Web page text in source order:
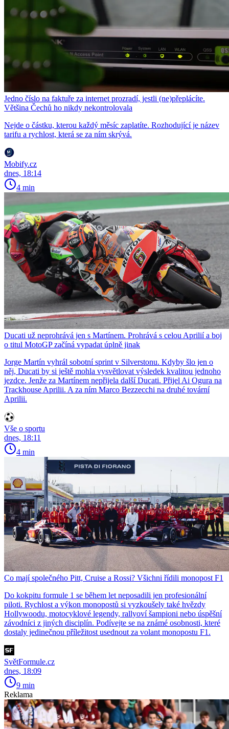
Jedno číslo na faktuře za internet prozradí, jestli (ne)přeplácíte.
Většina Čechů ho nikdy nekontrolovala
Nejde o částku, kterou každý měsíc zaplatíte. Rozhodující je název
tarifu a rychlost, která se za ním skrývá.
Mobify.cz
dnes, 18:14
4 min
Ducati už neprohrává jen s Martínem. Prohrává s celou Aprilií a boj
o titul MotoGP začíná vypadat úplně jinak
Jorge Martín vyhrál sobotní sprint v Silverstonu. Kdyby šlo jen o
něj, Ducati by si ještě mohla vysvětlovat výsledek kvalitou jednoho
jezdce. Jenže za Martínem nepřijela další Ducati. Přijel Ai Ogura na
Trackhouse Aprilii. A za ním Marco Bezzecchi na druhé tovární
Aprilii.
Vše o sportu
dnes, 18:11
4 min
Co mají společného Pitt, Cruise a Rossi? Všichni řídili monopost F1
Do kokpitu formule 1 se během let neposadili jen profesionální
piloti. Rychlost a výkon monopostů si vyzkoušely také hvězdy
Hollywoodu, motocyklové legendy, rallyoví šampioni nebo úspěšní
závodníci z jiných disciplín. Podívejte se na známé osobnosti, které
dostaly jedinečnou příležitost usednout za volant monopostu F1.
SvětFormule.cz
dnes, 18:09
9 min
Reklama